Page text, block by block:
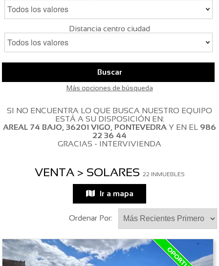
Distancia centro ciudad
Buscar
Más opciones de búsqueda
SI NO ENCUENTRA LO QUE BUSCA NUESTRO EQUIPO
ESTÁ A SU DISPOSICIÓN EN:
AREAL 74 BAJO, 36201 VIGO, PONTEVEDRA Y EN EL 986
22 36 44
GRACIAS - INTERVIVIENDA
VENTA > SOLARES 22 INMUEBLES
Ir a mapa
Ordenar Por: